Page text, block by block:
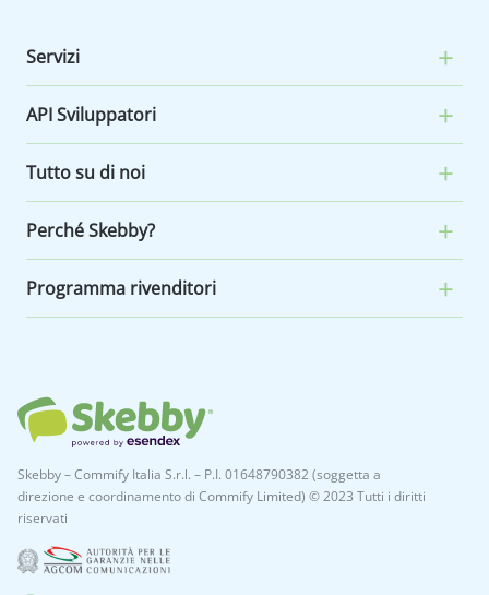
Servizi
API Sviluppatori
Tutto su di noi
Perché Skebby?
Programma rivenditori
Skebby – Commify Italia S.r.l. – P.I. 01648790382 (soggetta a
direzione e coordinamento di Commify Limited) © 2023 Tutti i diritti
riservati